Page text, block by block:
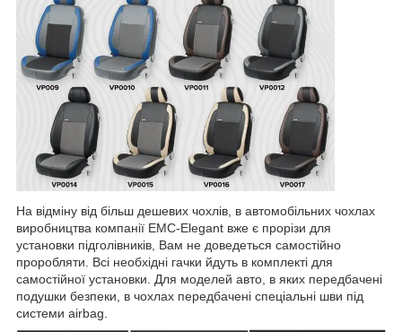
На відміну від більш дешевих чохлів, в автомобільних чохлах
виробництва компанії EMC-Elegant вже є прорізи для
установки підголівників, Вам не доведеться самостійно
проробляти. Всі необхідні гачки йдуть в комплекті для
самостійної установки. Для моделей авто, в яких передбачені
подушки безпеки, в чохлах передбачені спеціальні шви під
системи airbag.